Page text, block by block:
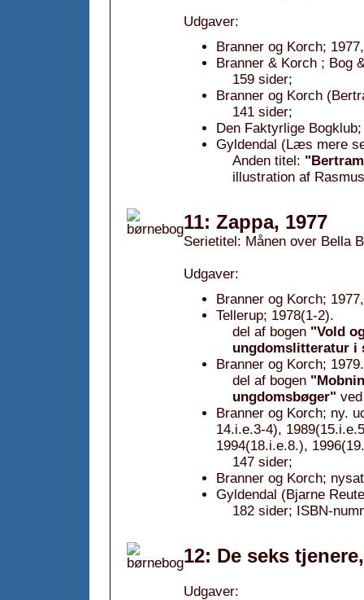
Udgaver:
Branner og Korch;
Branner & Korch ; Bog
159 sider;
Branner og Korch
141 sider;
Den Faktyrlige
Gyldendal (Læs mere
Anden titel:
illustration af
11: Zappa, 1977
Serietitel: Månen over Bella
Udgaver:
Branner og Korch;
Tellerup; 1978(1-2).
del af bogen "Vold
ungdomslitteratur i
Branner og Korch; 1979.
del af bogen
ungdomsbøger"
Branner og Korch; ny.
14.i.e.3-4),
1994(18.i.e.8.),
147 sider;
Branner og Korch;
Gyldendal (Bjarne
182 sider; ISBN-
12: De seks
Udgaver: